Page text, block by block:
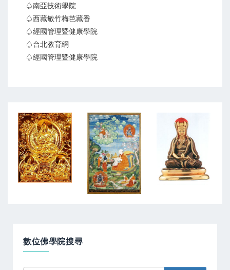
♤南亞技術學院
♤西藏敏竹梅芭藏香
♤經國管理暨健康學院
♤台北教育網
♤經國管理暨健康學院
數位佛學院搜尋